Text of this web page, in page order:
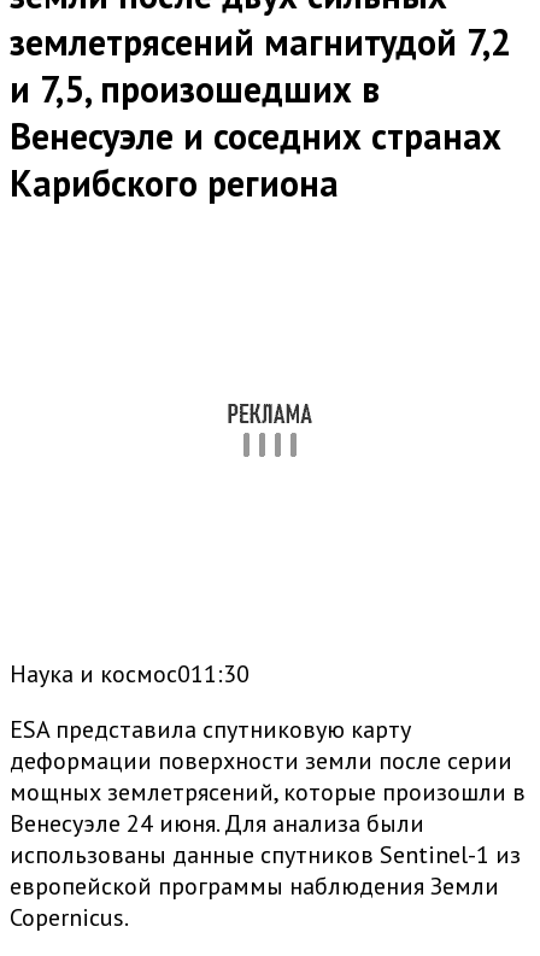
землетрясений магнитудой 7,2
и 7,5, произошедших в
Венесуэле и соседних странах
Карибского региона
Наука и космос011:30
ESA представила спутниковую карту
деформации поверхности земли после серии
мощных землетрясений, которые произошли в
Венесуэле 24 июня. Для анализа были
использованы данные спутников Sentinel-1 из
европейской программы наблюдения Земли
Copernicus.